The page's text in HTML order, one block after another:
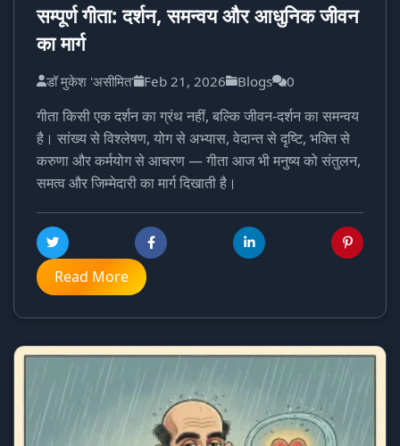
सम्पूर्ण गीता: दर्शन, समन्वय और आधुनिक जीवन
का मार्ग
डॉ मुकेश 'असीमित' Feb 21, 2026 Blogs 0
गीता किसी एक दर्शन का ग्रंथ नहीं, बल्कि जीवन-दर्शन का समन्वय
है। सांख्य से विश्लेषण, योग से अभ्यास, वेदान्त से दृष्टि, भक्ति से
करुणा और कर्मयोग से आचरण — गीता आज भी मनुष्य को संतुलन,
समत्व और जिम्मेदारी का मार्ग दिखाती है।
Read More